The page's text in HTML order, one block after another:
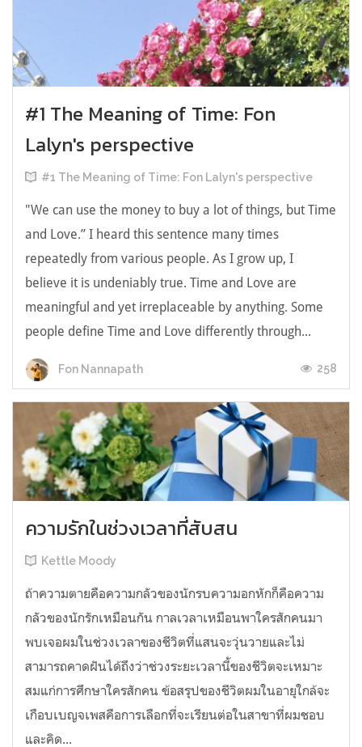
#1 The Meaning of Time: Fon
Lalyn's perspective
#1 The Meaning of Time: Fon Lalyn's perspective
"We can use the money to buy a lot of things, but Time
and Love.” I heard this sentence many times
repeatedly from various people. As I grow up, I
believe it is undeniably true. Time and Love are
meaningful and yet irreplaceable by anything. Some
people define Time and Love differently through...
Fon Nannapath 258
ความรักในช่วงเวลาที่สับสน
Kettle Moody
ถ้าความตายคือความกลัวของนักรบความอกหักก็คือความ
กลัวของนักรักเหมือนกัน กาลเวลาเหมือนพาใครสักคนมา
พบเจอผมในช่วงเวลาของชีวิตที่แสนจะวุ่นวายและไม่
สามารถคาดฝันได้ถึงว่าช่วงระยะเวลานี้ของชีวิตจะเหมาะ
สมแก่การศึกษาใครสักคน ข้อสรุปของชีวิตผมในอายุใกล้จะ
เกือบเบญจเพสคือการเลือกที่จะเรียนต่อในสาขาที่ผมชอบ
และคิด...